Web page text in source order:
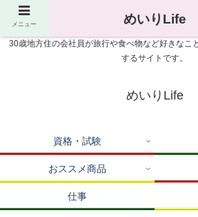
30歳地方住の会社員が旅行や食べ物など好きなこ
するサイトです。
めいりLife
資格・試験
おススメ商品
仕事
メニュー めいりLife